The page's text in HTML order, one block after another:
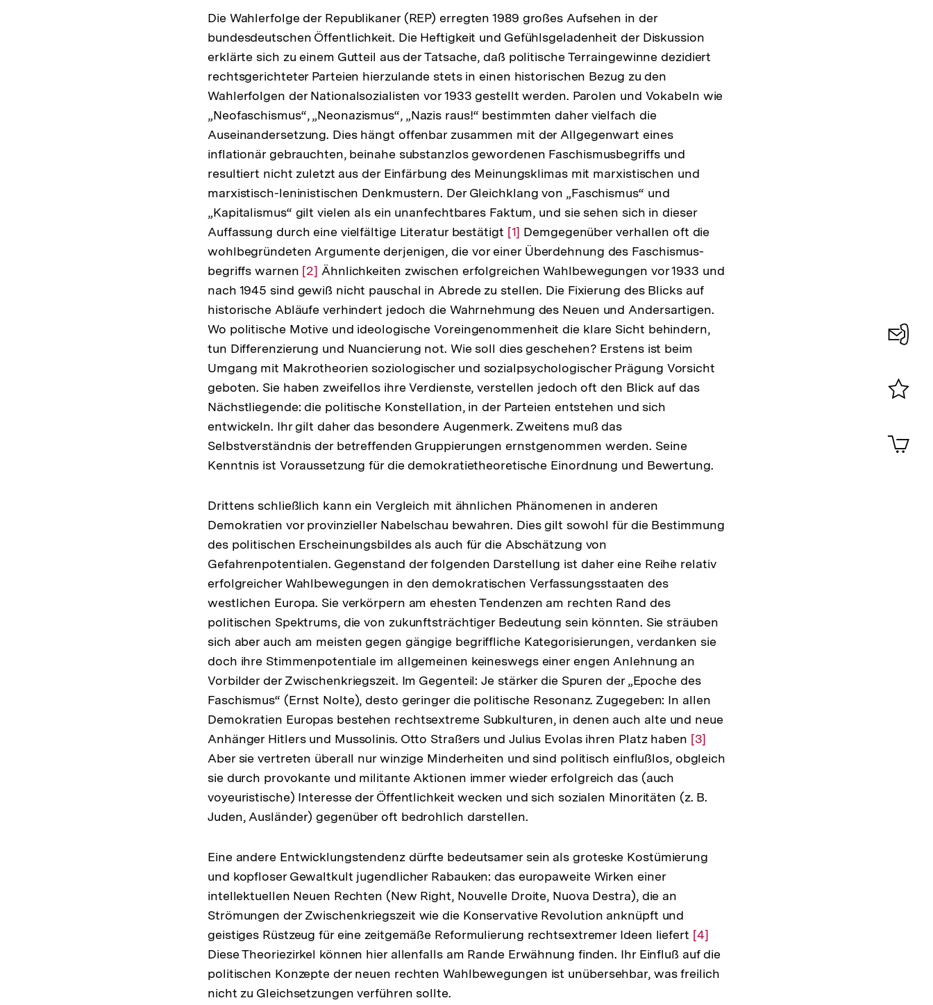
Die Wahlerfolge der Republikaner (REP) erregten 1989 großes Aufsehen in der
bundesdeutschen Öffentlichkeit. Die Heftigkeit und Gefühlsgeladenheit der Diskussion
erklärte sich zu einem Gutteil aus der Tatsache, daß politische Terraingewinne dezidiert
rechtsgerichteter Parteien hierzulande stets in einen historischen Bezug zu den
Wahlerfolgen der Nationalsozialisten vor 1933 gestellt werden. Parolen und Vokabeln wie
„Neofaschismus“, „Neonazismus“, „Nazis raus!“ bestimmten daher vielfach die
Auseinandersetzung. Dies hängt offenbar zusammen mit der Allgegenwart eines
inflationär gebrauchten, beinahe substanzlos gewordenen Faschismusbegriffs und
resultiert nicht zuletzt aus der Einfärbung des Meinungsklimas mit marxistischen und
marxistisch-leninistischen Denkmustern. Der Gleichklang von „Faschismus“ und
„Kapitalismus“ gilt vielen als ein unanfechtbares Faktum, und sie sehen sich in dieser
Auffassung durch eine vielfältige Literatur bestätigt Zur
Auflösung
der
Fußnote
[1] Demgegenüber verhallen oft die
wohlbegründeten Argumente derjenigen, die vor einer Überdehnung des Faschismus-
begriffs warnen Zur
Auflösung
der
Fußnote
[2] Ähnlichkeiten zwischen erfolgreichen Wahlbewegungen vor 1933 und
nach 1945 sind gewiß nicht pauschal in Abrede zu stellen. Die Fixierung des Blicks auf
historische Abläufe verhindert jedoch die Wahrnehmung des Neuen und Andersartigen.
Wo politische Motive und ideologische Voreingenommenheit die klare Sicht behindern,
tun Differenzierung und Nuancierung not. Wie soll dies geschehen? Erstens ist beim
Umgang mit Makrotheorien soziologischer und sozialpsychologischer Prägung Vorsicht
geboten. Sie haben zweifellos ihre Verdienste, verstellen jedoch oft den Blick auf das
Nächstliegende: die politische Konstellation, in der Parteien entstehen und sich
entwickeln. Ihr gilt daher das besondere Augenmerk. Zweitens muß das
Selbstverständnis der betreffenden Gruppierungen ernstgenommen werden. Seine
Kenntnis ist Voraussetzung für die demokratietheoretische Einordnung und Bewertung.
Drittens schließlich kann ein Vergleich mit ähnlichen Phänomenen in anderen
Demokratien vor provinzieller Nabelschau bewahren. Dies gilt sowohl für die Bestimmung
des politischen Erscheinungsbildes als auch für die Abschätzung von
Gefahrenpotentialen. Gegenstand der folgenden Darstellung ist daher eine Reihe relativ
erfolgreicher Wahlbewegungen in den demokratischen Verfassungsstaaten des
westlichen Europa. Sie verkörpern am ehesten Tendenzen am rechten Rand des
politischen Spektrums, die von zukunftsträchtiger Bedeutung sein könnten. Sie sträuben
sich aber auch am meisten gegen gängige begriffliche Kategorisierungen, verdanken sie
doch ihre Stimmenpotentiale im allgemeinen keineswegs einer engen Anlehnung an
Vorbilder der Zwischenkriegszeit. Im Gegenteil: Je stärker die Spuren der „Epoche des
Faschismus“ (Ernst Nolte), desto geringer die politische Resonanz. Zugegeben: In allen
Demokratien Europas bestehen rechtsextreme Subkulturen, in denen auch alte und neue
Anhänger Hitlers und Mussolinis. Otto Straßers und Julius Evolas ihren Platz haben Zur
Auflösung
Fußnote
[3]
Aber sie vertreten überall nur winzige Minderheiten und sind politisch einflußlos, obgleich
sie durch provokante und militante Aktionen immer wieder erfolgreich das (auch
voyeuristische) Interesse der Öffentlichkeit wecken und sich sozialen Minoritäten (z. B.
Juden, Ausländer) gegenüber oft bedrohlich darstellen.
Eine andere Entwicklungstendenz dürfte bedeutsamer sein als groteske Kostümierung
und kopfloser Gewaltkult jugendlicher Rabauken: das europaweite Wirken einer
intellektuellen Neuen Rechten (New Right, Nouvelle Droite, Nuova Destra), die an
Strömungen der Zwischenkriegszeit wie die Konservative Revolution anknüpft und
geistiges Rüstzeug für eine zeitgemäße Reformulierung rechtsextremer Ideen liefert Zur
Auflösung
der
[4]
Diese Theoriezirkel können hier allenfalls am Rande Erwähnung finden. Ihr Einfluß auf die
politischen Konzepte der neuen rechten Wahlbewegungen ist unübersehbar, was freilich
nicht zu Gleichsetzungen verführen sollte.